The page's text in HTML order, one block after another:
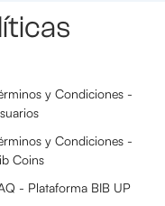
y Condiciones -
y Condiciones -
Coins
- Plataforma BIB UP